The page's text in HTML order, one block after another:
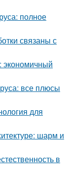
полное
связаны с
экономичный
все плюсы
для
шарм и
в